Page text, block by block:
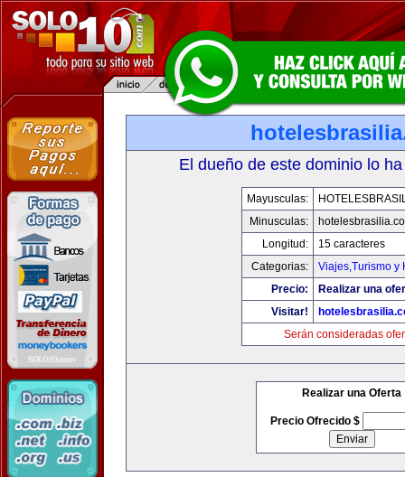
El dueño de este dominio lo
Mayusculas:
Minusculas:
Longitud:
15 caracteres
Categorias:
Viajes,Turismo y
Precio:
Realizar una
Visitar!
Serán consideradas
Realizar una Oferta
Precio Ofrecido $